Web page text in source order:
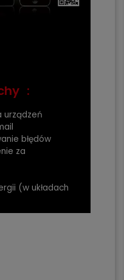
:
urządzeń
błędów
za
(w układach